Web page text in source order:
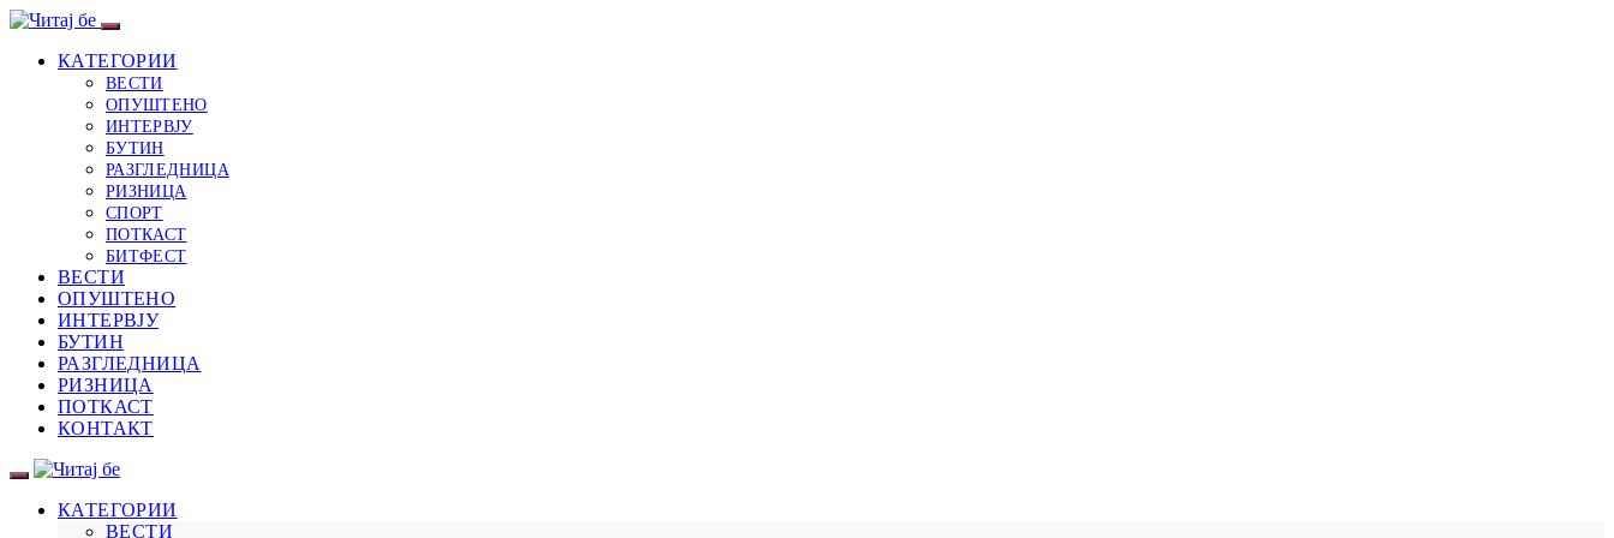
КАТЕГОРИИ
ВЕСТИ
ОПУШТЕНО
ИНТЕРВЈУ
БУТИН
РАЗГЛЕДНИЦА
РИЗНИЦА
СПОРТ
ПОТКАСТ
БИТФЕСТ
ВЕСТИ
ОПУШТЕНО
ИНТЕРВЈУ
БУТИН
РАЗГЛЕДНИЦА
РИЗНИЦА
ПОТКАСТ
КОНТАКТ
КАТЕГОРИИ
ВЕСТИ